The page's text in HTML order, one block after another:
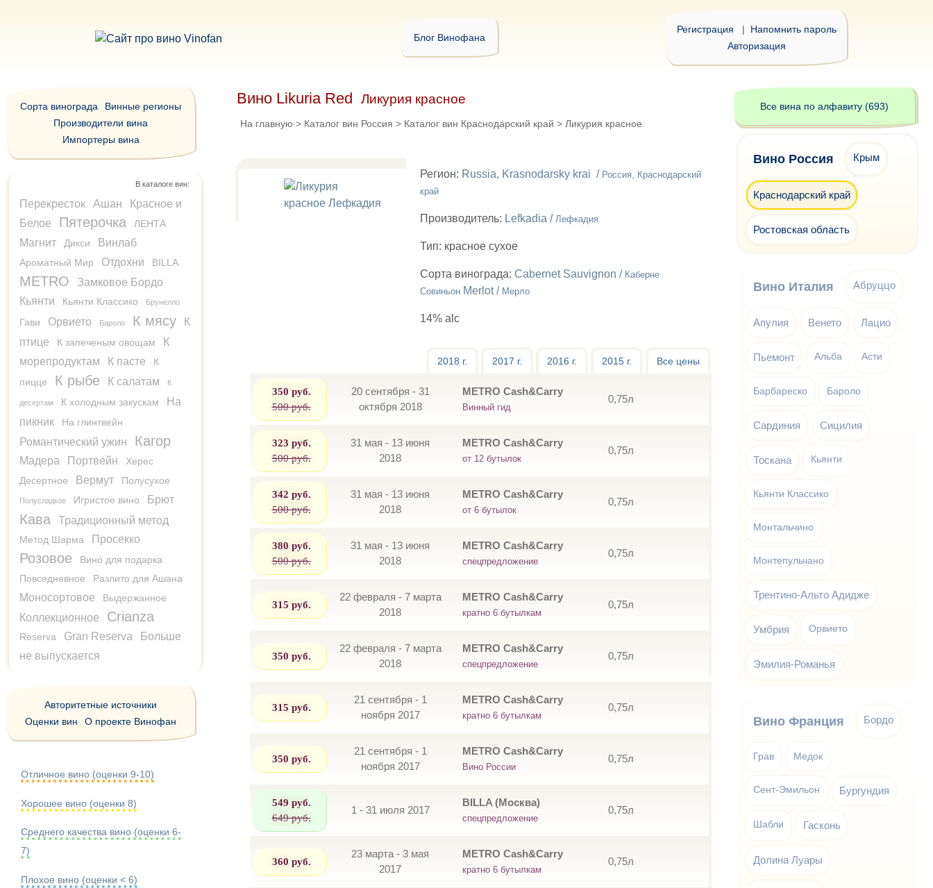
Блог Винофана
Регистрация | Напомнить пароль
Авторизация
Вино Likuria Red Ликурия красное
На главную > Каталог вин Россия > Каталог вин Краснодарский край >Ликурия красное
Регион: Russia, Krasnodarsky krai / Россия, Краснодарский
край
Производитель: Lefkadia / Лефкадия
Тип: красное сухое
Сорта винограда:Cabernet Sauvignon / Каберне
Совиньон Merlot / Мерло
14% alc
2018 г. 2017 г. 2016 г. 2015 г. Все цены
350 руб.
500 руб.
20 сентября - 31
октября 2018
METRO Cash&Carry
Винный гид
0,75л
323 руб.
500 руб.
31 мая - 13 июня
2018
METRO Cash&Carry
от 12 бутылок
0,75л
342 руб.
500 руб.
31 мая - 13 июня
2018
METRO Cash&Carry
от 6 бутылок
0,75л
380 руб.
500 руб.
31 мая - 13 июня
2018
METRO Cash&Carry
спецпредложение
0,75л
315 руб.
22 февраля - 7 марта
2018
METRO Cash&Carry
кратно 6 бутылкам
0,75л
350 руб.
22 февраля - 7 марта
2018
METRO Cash&Carry
спецпредложение
0,75л
315 руб.
21 сентября - 1
ноября 2017
METRO Cash&Carry
кратно 6 бутылкам
0,75л
350 руб.
21 сентября - 1
ноября 2017
METRO Cash&Carry
Вино России
0,75л
549 руб.
649 руб.
1 - 31 июля 2017
BILLA (Москва)
спецпредложение
0,75л
360 руб.
23 марта - 3 мая
2017
METRO Cash&Carry
кратно 6 бутылкам
0,75л
Сорта винограда
Винные регионы
Производители вина
Импортеры вина
В каталоге вин:
Перекресток Ашан
Красное и
Белое
Пятерочка ЛЕНТА
Магнит Дикси Винлаб
Ароматный Мир Отдохни BILLA
METRO
Замковое Бордо
Кьянти
Кьянти Классико Брунелло
Гави Орвието Бароло К мясу
К
птице
К запеченым овощам
К
морепродуктам
К пасте
К
пицце
К рыбе К салатам К
десертам К холодным закускам
На
пикник
На глинтвейн
Романтический ужин Кагор
Мадера Портвейн
Херес
Десертное
Вермут Полусухое
Полусладкое Игристое вино Брют
Кава Традиционный метод
Метод Шарма Просекко
Розовое
Вино для подарка
Повседневное
Разлито для Ашана
Моносортовое Выдержанное
Коллекционное Crianza
Reserva Gran Reserva
Больше
не выпускается
Авторитетные источники
Оценки вин
О проекте Винофан
Отличное вино (оценки 9-10)
Хорошее вино (оценки 8)
Среднего качества вино (оценки 6-
7)
Плохое вино (оценки < 6)
Все вина по алфавиту (693)
Вино Италия Абруццо
Апулия Венето Лацио
Пьемонт Альба Асти
Барбареско Бароло
Сардиния Сицилия
Тоскана Кьянти
Кьянти Классико
Монтальчино
Монтепульчано
Трентино-Альто Адидже
Умбрия Орвието
Эмилия-Романья
Вино Франция Бордо
Грав Медок
Сент-Эмильон Бургундия
Шабли Гасконь
Долина Луары
Вино Россия Крым
Краснодарский край
Ростовская область